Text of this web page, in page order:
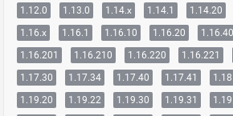
1.12.0
1.13.0 1.14.x 1.14.1 1.14.20
1.16.x
1.16.1 1.16.10 1.16.20 1.16.40
1.16.201
1.16.210 1.16.220 1.16.221
1.17.30
1.17.34 1.17.40 1.17.41 1.18
1.19.20
1.19.22 1.19.30 1.19.31